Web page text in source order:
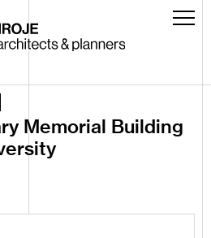
Memorial Building